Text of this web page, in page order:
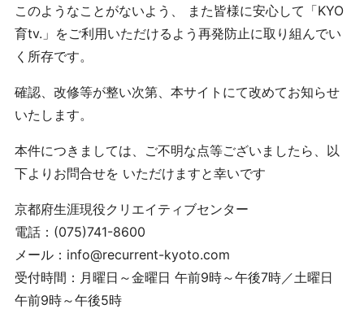
このようなことがないよう、 また皆様に安心して「KYO
育tv.」をご利用いただけるよう再発防止に取り組んでい
く所存です。
確認、改修等が整い次第、本サイトにて改めてお知らせ
いたします。
本件につきましては、ご不明な点等ございましたら、以
下よりお問合せを いただけますと幸いです
京都府生涯現役クリエイティブセンター
電話：(075)741-8600
メール：info@recurrent-kyoto.com
受付時間：月曜日～金曜日 午前9時～午後7時／土曜日
午前9時～午後5時